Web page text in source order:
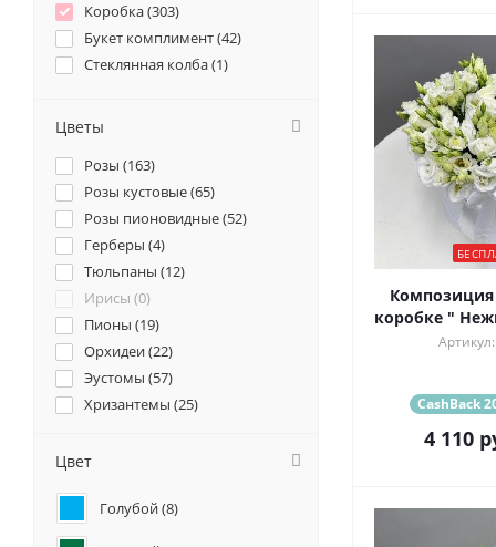
Композиция из эустом в
коробке "
CashBack
4 110
Коробка (303)
Букет комплимент (42)
Стеклянная колба (1)
Цветы
Розы (163)
Розы кустовые (65)
Розы пионовидные (52)
Герберы (4)
Тюльпаны (12)
Ирисы (0)
Пионы (19)
Орхидеи (22)
Эустомы (57)
Хризантемы (25)
Ранункулюсы (
Гортензии (4)
Лилии (
Цвет
Голубой (8)